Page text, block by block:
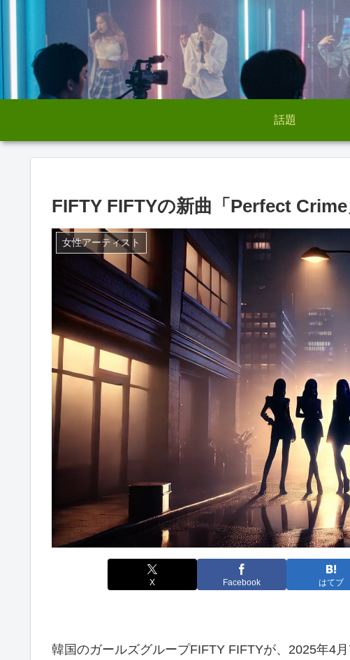
話題
FIFTY FIFTYの新曲「Perfect
女性アーティスト
X Facebook はてブ
韓国のガールズグループFIFTY FIFTYが、2025年4